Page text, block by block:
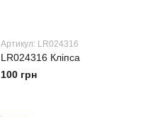
Артикул: LR024316
LR024316 Кліпса
100 грн